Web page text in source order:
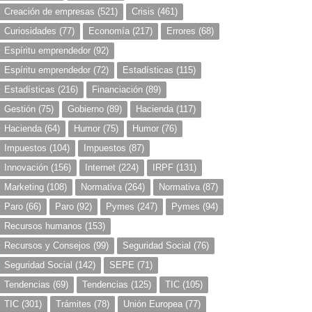
Creación de empresas (521) Crisis (461)
Curiosidades (77) Economía (217) Errores (68)
Espíritu emprendedor (92)
Espíritu emprendedor (72) Estadísticas (115)
Estadísticas (216) Financiación (89)
Gestión (75) Gobierno (89) Hacienda (117)
Hacienda (64) Humor (75) Humor (76)
Impuestos (104) Impuestos (87)
Innovación (156) Internet (224) IRPF (131)
Marketing (108) Normativa (264) Normativa (87)
Paro (66) Paro (92) Pymes (247) Pymes (94)
Recursos humanos (153)
Recursos y Consejos (99) Seguridad Social (76)
Seguridad Social (142) SEPE (71)
Tendencias (69) Tendencias (125) TIC (105)
TIC (301) Trámites (78) Unión Europea (77)